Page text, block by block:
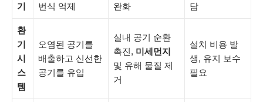
기
번식 억제
완화
담
환
기
시
스
템
오염된 공기를
배출하고 신선한
공기를 유입
실내 공기 순환
촉진, 미세먼지
및 유해 물질 제
거
설치 비용 발
생, 유지 보수
필요